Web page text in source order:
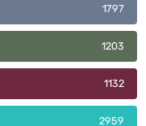
1797
1203
1132
2959